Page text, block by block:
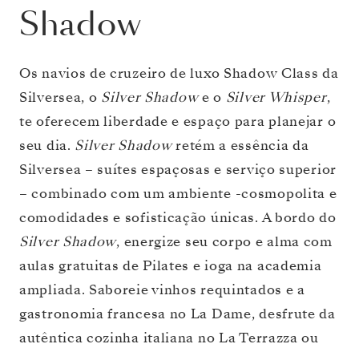
Shadow
Os navios de cruzeiro de luxo Shadow Class da
Silversea, o Silver Shadowe o Silver Whisper,
te oferecem liberdade e espaço para planejar o
seu dia. Silver Shadowretém a essência da
Silversea – suítes espaçosas e serviço superior
– combinado com um ambiente -cosmopolita e
comodidades e sofisticação únicas. A bordo do
Silver Shadow, energize seu corpo e alma com
aulas gratuitas de Pilates e ioga na academia
ampliada. Saboreie vinhos requintados e a
gastronomia francesa no La Dame, desfrute da
autêntica cozinha italiana no La Terrazza ou